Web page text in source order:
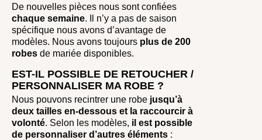
De nouvelles pièces nous sont confiées
chaque semaine. Il n’y a pas de saison
spécifique nous avons d’avantage de
modèles. Nous avons toujours plus de 200
robes de mariée disponibles.
EST-IL POSSIBLE DE RETOUCHER /
PERSONNALISER MA ROBE ?
Nous pouvons recintrer une robe jusqu’à
deux tailles en-dessous et la raccourcir à
volonté. Selon les modèles, il est possible
de personnaliser d’autres éléments :